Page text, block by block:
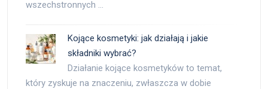
wszechstronnych …
Kojące kosmetyki: jak działają i jakie
składniki wybrać?
Działanie kojące kosmetyków to temat,
który zyskuje na znaczeniu, zwłaszcza w dobie